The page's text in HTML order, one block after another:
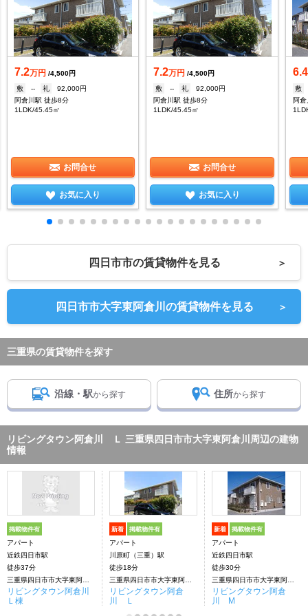
7.2万円 /4,500円
敷
-- 礼
92,000円
阿倉川駅 徒歩8分
1LDK/45.45㎡
お問合せ
お気に入り
7.2万円 /4,500円
敷
-- 礼
92,000円
阿倉川駅 徒歩8分
1LDK/45.45㎡
お問合せ
お気に入り
6.4
敷
阿倉
四日市市の賃貸物件を見る ＞
四日市市大字東阿倉川の賃貸物件を見る ＞
三重県の賃貸物件を探す
沿線・駅から探す 住所から探す
リビングタウン阿倉川 Ｌ 三重県四日市市大字東阿倉川周辺の建物
情報
掲載物件有
アパート
近鉄四日市駅
徒歩37分
リビングタウン阿倉川
Ｌ棟
新着 掲載物件有
アパート
川原町（三重）駅
徒歩18分
リビングタウン阿倉
川 Ｌ
新着 掲載物件有
アパート
近鉄四日市駅
徒歩30分
リビングタウン阿倉
川 M